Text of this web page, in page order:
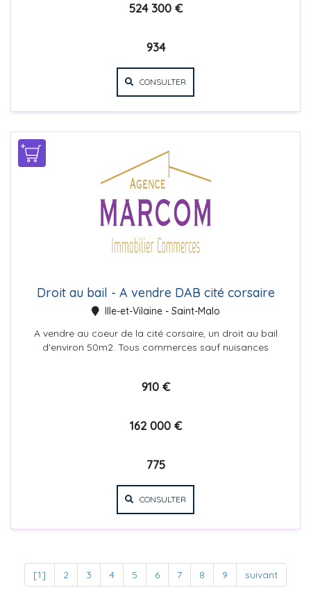
524 300 €
934
CONSULTER
Droit au bail - A vendre DAB cité corsaire
Ille-et-Vilaine - Saint-Malo
A vendre au coeur de la cité corsaire, un droit au bail
d'environ 50m2. Tous commerces sauf nuisances
910 €
162 000 €
775
CONSULTER
[1] 2 3 4 5 6 7 8 9 suivant